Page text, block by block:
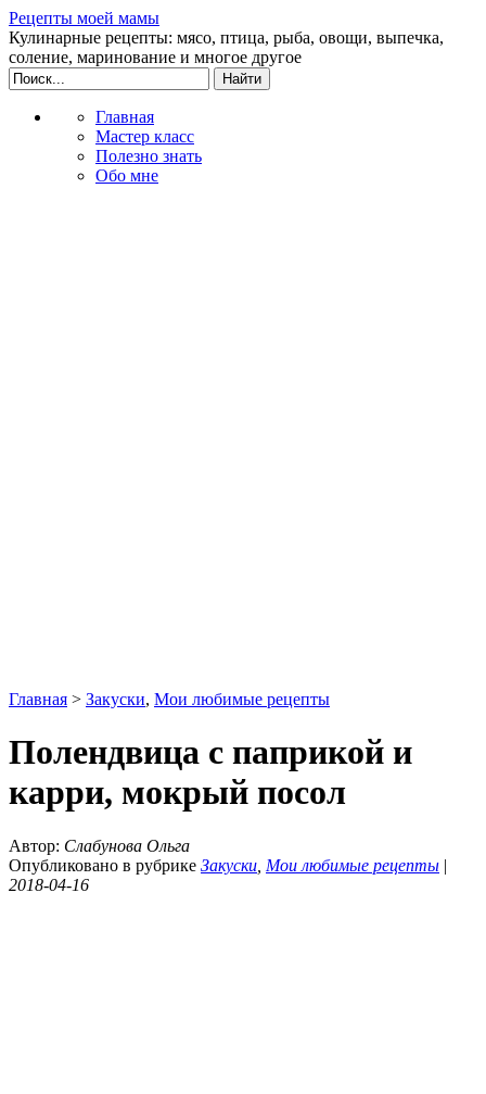
Рецепты моей мамы
Кулинарные рецепты: мясо, птица, рыба, овощи, выпечка,
соление, маринование и многое другое
Главная
Мастер класс
Полезно знать
Обо мне
Главная > Закуски, Мои любимые рецепты
Полендвица с паприкой и
карри, мокрый посол
Автор: Слабунова Ольга
Опубликовано в рубрике Закуски Мои любимые рецепты |
2018-04-16